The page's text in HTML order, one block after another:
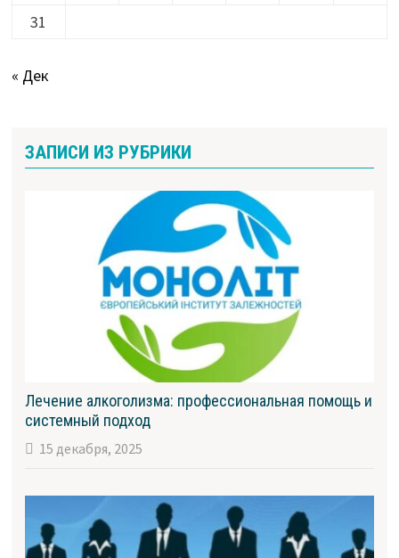
31
« Дек
ЗАПИСИ ИЗ РУБРИКИ
Лечение алкоголизма: профессиональная помощь и
системный подход
15 декабря, 2025